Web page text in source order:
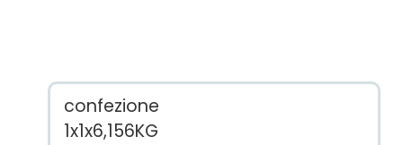
confezione
1x1x6,156KG